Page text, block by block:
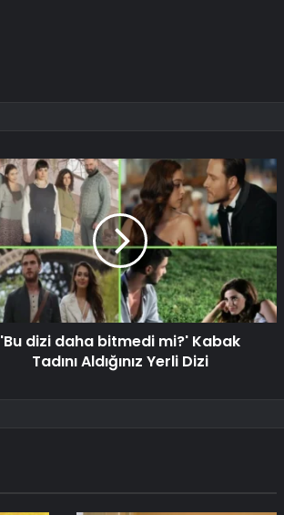
'Bu dizi daha bitmedi mi?' Kabak
Tadını Aldığınız Yerli Dizi